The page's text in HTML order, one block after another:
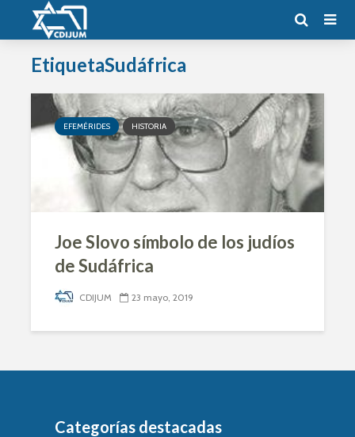
EtiquetaSudáfrica
EFEMÉRIDES HISTORIA
Joe Slovo símbolo de los judíos
de Sudáfrica
CDIJUM 23 mayo, 2019
Categorías destacadas